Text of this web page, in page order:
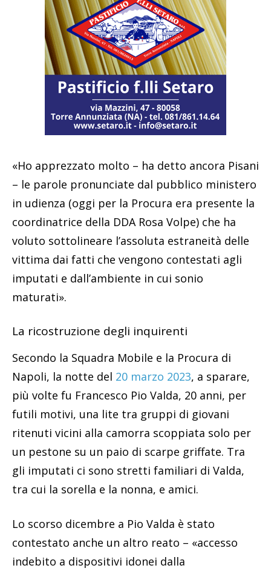
«Ho apprezzato molto – ha detto ancora Pisani
– le parole pronunciate dal pubblico ministero
in udienza (oggi per la Procura era presente la
coordinatrice della DDA Rosa Volpe) che ha
voluto sottolineare l’assoluta estraneità delle
vittima dai fatti che vengono contestati agli
imputati e dall’ambiente in cui sonio
maturati».
La ricostruzione degli inquirenti
Secondo la Squadra Mobile e la Procura di
Napoli, la notte del 20 marzo 2023, a sparare,
più volte fu Francesco Pio Valda, 20 anni, per
futili motivi, una lite tra gruppi di giovani
ritenuti vicini alla camorra scoppiata solo per
un pestone su un paio di scarpe griffate. Tra
gli imputati ci sono stretti familiari di Valda,
tra cui la sorella e la nonna, e amici.
Lo scorso dicembre a Pio Valda è stato
contestato anche un altro reato – «accesso
indebito a dispositivi idonei dalla